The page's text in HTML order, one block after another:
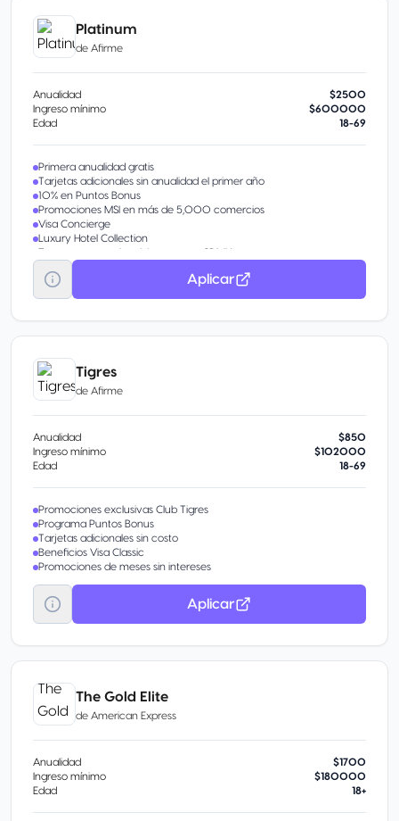
Platinum
de Afirme
Anualidad
$2500
Ingreso mínimo
$600000
Edad
18-69
Primera anualidad gratis
Tarjetas adicionales sin anualidad el primer año
10% en Puntos Bonus
Promociones MSI en más de 5,000 comercios
Visa Concierge
Luxury Hotel Collection
Transporte gratuito al Aeropuerto CDMX
Protección de compras y precios
Garantía extendida Visa
Aplicar
Tigres
de Afirme
Anualidad
$850
Ingreso mínimo
$102000
Edad
18-69
Promociones exclusivas Club Tigres
Programa Puntos Bonus
Tarjetas adicionales sin costo
Beneficios Visa Classic
Promociones de meses sin intereses
Aplicar
The Gold Elite
de American Express
Anualidad
$1700
Ingreso mínimo
$180000
Edad
18+